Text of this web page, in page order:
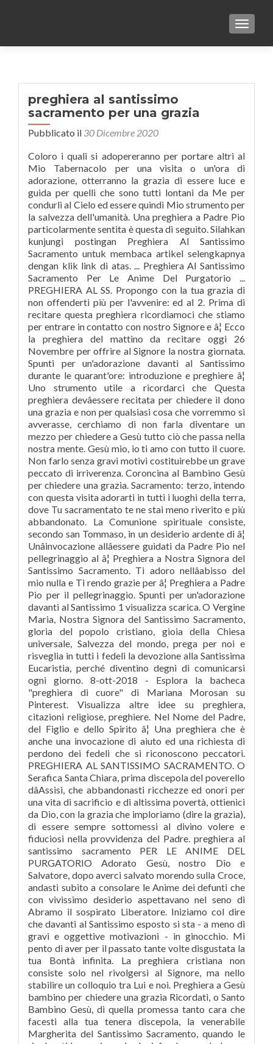
preghiera al santissimo
sacramento per una grazia
Pubblicato il 30 Dicembre 2020
Coloro i quali si adopereranno per portare altri al
Mio Tabernacolo per una visita o un'ora di
adorazione, otterranno la grazia di essere luce e
guida per quelli che sono tutti lontani da Me per
condurli al Cielo ed essere quindi Mio strumento per
la salvezza dell'umanità. Una preghiera a Padre Pio
particolarmente sentita è questa di seguito. Silahkan
kunjungi postingan Preghiera Al Santissimo
Sacramento untuk membaca artikel selengkapnya
dengan klik link di atas. ... Preghiera Al Santissimo
Sacramento Per Le Anime Del Purgatorio ...
PREGHIERA AL SS. Propongo con la tua grazia di
non offenderti più per l'avvenire: ed al 2. Prima di
recitare questa preghiera ricordiamoci che stiamo
per entrare in contatto con nostro Signore e â¦ Ecco
la preghiera del mattino da recitare oggi 26
Novembre per offrire al Signore la nostra giornata.
Spunti per un'adorazione davanti al Santissimo
durante le quarant'ore: introduzione e preghiere â¦
Uno strumento utile a ricordarci che Questa
preghiera devâessere recitata per chiedere il dono
una grazia e non per qualsiasi cosa che vorremmo si
avverasse, cerchiamo di non farla diventare un
mezzo per chiedere a Gesù tutto ciò che passa nella
nostra mente. Gesù mio, io ti amo con tutto il cuore.
Non farlo senza gravi motivi costituirebbe un grave
peccato di irriverenza. Coroncina al Bambino Gesù
per chiedere una grazia. Sacramento: terzo, intendo
con questa visita adorarti in tutti i luoghi della terra,
dove Tu sacramentato te ne stai meno riverito e più
abbandonato. La Comunione spirituale consiste,
secondo san Tommaso, in un desiderio ardente di â¦
Unâinvocazione allâessere guidati da Padre Pio nel
pellegrinaggio al â¦ Preghiera a Nostra Signora del
Santissimo Sacramento. Ti adoro nellâabisso del
mio nulla e Ti rendo grazie per â¦ Preghiera a Padre
Pio per il pellegrinaggio. Spunti per un'adorazione
davanti al Santissimo 1 visualizza scarica. O Vergine
Maria, Nostra Signora del Santissimo Sacramento,
gloria del popolo cristiano, gioia della Chiesa
universale, Salvezza del mondo, prega per noi e
risveglia in tutti i fedeli la devozione alla Santissima
Eucaristia, perché diventino degni di comunicarsi
ogni giorno. 8-ott-2018 - Esplora la bacheca
"preghiera di cuore" di Mariana Morosan su
Pinterest. Visualizza altre idee su preghiera,
citazioni religiose, preghiere. Nel Nome del Padre,
del Figlio e dello Spirito â¦ Una preghiera che è
anche una invocazione di aiuto ed una richiesta di
perdono dei fedeli che si riconoscono peccatori.
PREGHIERA AL SANTISSIMO SACRAMENTO. O
Serafica Santa Chiara, prima discepola del poverello
dâAssisi, che abbandonasti ricchezze ed onori per
una vita di sacrificio e di altissima povertà, ottienici
da Dio, con la grazia che imploriamo (dire la grazia),
di essere sempre sottomessi al divino volere e
fiduciosi nella provvidenza del Padre. preghiera al
santissimo sacramento PER LE ANIME DEL
PURGATORIO Adorato Gesù, nostro Dio e
Salvatore, dopo averci salvato morendo sulla Croce,
andasti subito a consolare le Anime dei defunti che
con vivissimo desiderio aspettavano nel seno di
Abramo il sospirato Liberatore. Iniziamo col dire
che davanti al Santissimo esposto si sta - a meno di
gravi e oggettive motivazioni - in ginocchio. Mi
pento di aver per il passato tante volte disgustata la
tua Bontà infinita. La preghiera cristiana non
consiste solo nel rivolgersi al Signore, ma nello
stabilire un colloquio tra Lui e noi. Preghiera a Gesù
bambino per chiedere una grazia Ricordati, o Santo
Bambino Gesù, di quella promessa tanto cara che
facesti alla tua tenera discepola, la venerabile
Margherita del Santissimo Sacramento, quando le